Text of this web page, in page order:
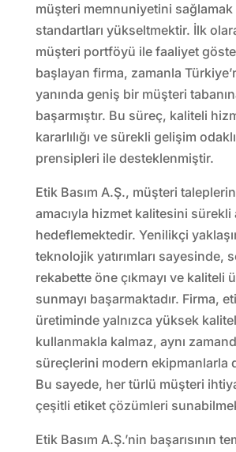
müşteri memnuniyetini
standartları yükseltmektir. İlk
müşteri portföyü ile faaliyet
başlayan firma, zamanla
yanında geniş bir müşteri
başarmıştır. Bu süreç, kaliteli
kararlılığı ve sürekli gelişim
prensipleri ile desteklenmiştir.
Etik Basım A.Ş., müşteri
amacıyla hizmet kalitesini sürekli
hedeflemektedir. Yenilikçi
teknolojik yatırımları sayesinde,
rekabette öne çıkmayı ve kaliteli
sunmayı başarmaktadır. Firma,
üretiminde yalnızca yüksek
kullanmakla kalmaz, aynı
süreçlerini modern ekipmanlarla
Bu sayede, her türlü müşteri
çeşitli etiket çözümleri
Etik Basım A.Ş.’nin başarısının